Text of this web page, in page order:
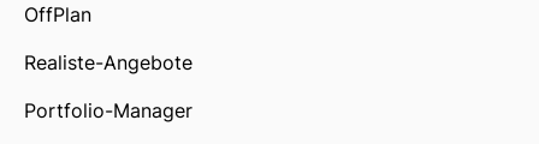
OffPlan
Realiste-Angebote
Portfolio-Manager